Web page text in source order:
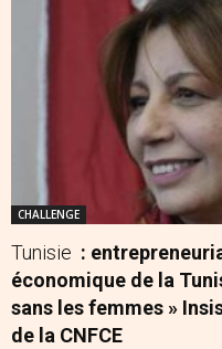
CHALLENGE
Tunisie :
économique de la
sans les femmes »
de la CNFCE